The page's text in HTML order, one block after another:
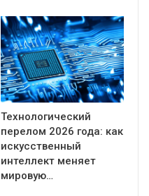
Технологический
перелом 2026 года: как
искусственный
интеллект меняет
мировую…